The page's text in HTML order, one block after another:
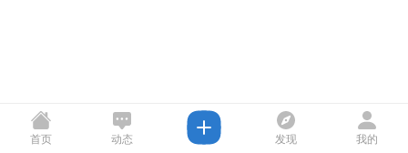
首页 动态 发现 我的